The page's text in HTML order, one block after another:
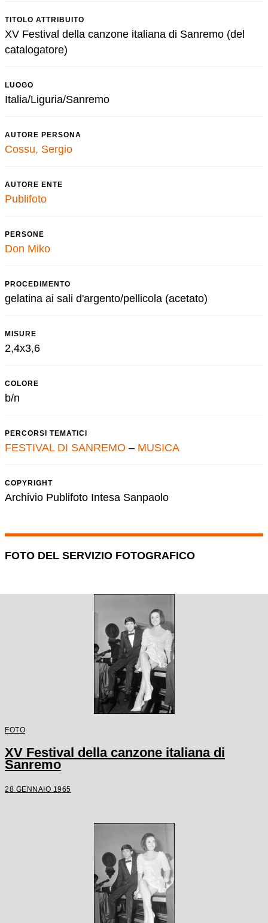
TITOLO ATTRIBUITO
XV Festival della canzone italiana di Sanremo (del
catalogatore)
LUOGO
Italia/Liguria/Sanremo
AUTORE PERSONA
Cossu, Sergio
AUTORE ENTE
Publifoto
PERSONE
Don Miko
PROCEDIMENTO
gelatina ai sali d'argento/pellicola (acetato)
MISURE
2,4x3,6
COLORE
b/n
PERCORSI TEMATICI
FESTIVAL DI SANREMO – MUSICA
COPYRIGHT
Archivio Publifoto Intesa Sanpaolo
FOTO DEL SERVIZIO FOTOGRAFICO
FOTO
XV Festival della canzone italiana di
Sanremo
28 GENNAIO 1965